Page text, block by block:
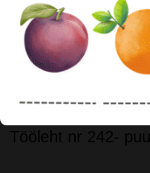
Tööleht nr 242-